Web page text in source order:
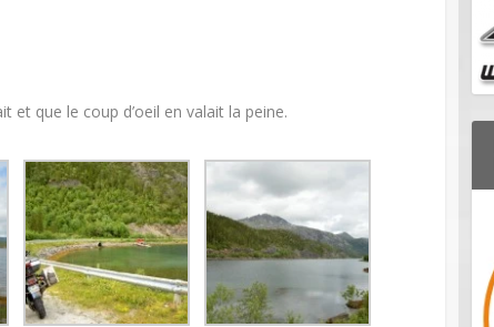
et que le coup d’oeil en valait la peine.